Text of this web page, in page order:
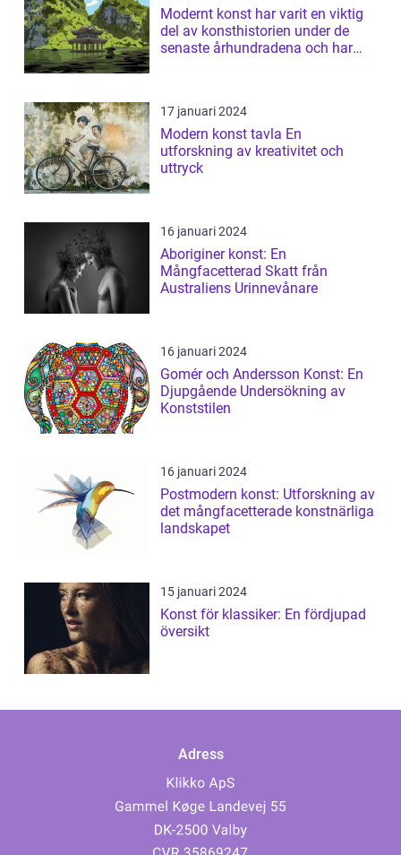
Modernt konst har varit en viktig
del av konsthistorien under de
senaste århundradena och har
17 januari 2024
Modern konst tavla En
utforskning av kreativitet och
uttryck
16 januari 2024
Aboriginer konst: En
Mångfacetterad Skatt från
Australiens Urinnevånare
16 januari 2024
Gomér och Andersson Konst: En
Djupgående Undersökning av
Konststilen
16 januari 2024
Postmodern konst: Utforskning av
det mångfacetterade konstnärliga
landskapet
15 januari 2024
Konst för klassiker: En fördjupad
översikt
Adress